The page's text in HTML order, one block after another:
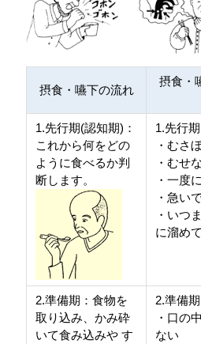
摂食・嚥下の流れ
摂食・
1.先行期(認知期)：
これから何をどの
ように食べるか判
断します。
1.先行期
・むさ
・むせ
・一度
・急い
・いつ
に溜め
2.準備期：食物を
取り込み、かみ砕
いて食み込みや す
2.準備期
・口の
ない